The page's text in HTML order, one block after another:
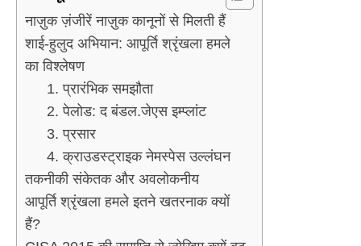
नाज़ुक ज़ंजीरें नाज़ुक कानूनों से मिलती हैं
शाई-हुलुद अभियान: आपूर्ति श्रृंखला हमले
का विश्लेषण
1. प्रारंभिक समझौता
2. पेलोड: द बंडल.जेएस इम्प्लांट
3. प्रसार
4. क्राउडस्ट्राइक नेमस्पेस उल्लंघन
तकनीकी संकेतक और अवलोकनीय
आपूर्ति श्रृंखला हमले इतने खतरनाक क्यों
हैं?